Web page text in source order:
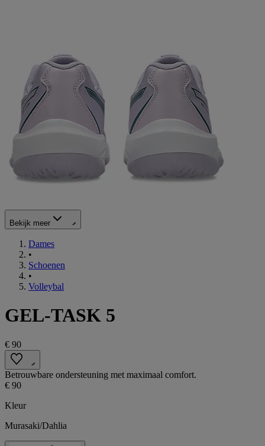
Bekijk meer
Dames
•
Schoenen
•
Volleybal
GEL-TASK 5
€ 90
Betrouwbare ondersteuning met maximaal comfort.
€ 90
Kleur
Murasaki/Dahlia